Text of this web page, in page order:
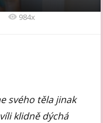
984x
svého těla jinak
klidně dýchá